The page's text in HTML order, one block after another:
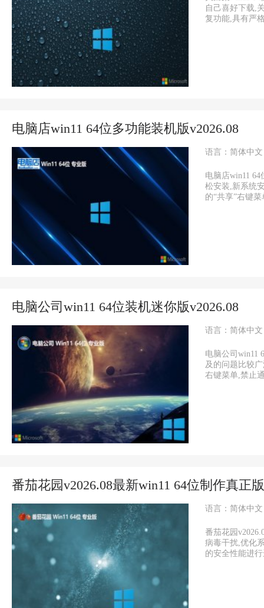
自己喜好下载,
复功能,具有严
电脑店win11 64位多功能装机版v2026.08
语言：简体中文
电脑店win11
松安装,新系统
的“共享”右键
电脑公司win11 64位装机迷你版v2026.08
语言：简体中文
电脑公司win11
及的问题比较
右键菜单,禁止
番茄花园v2026.08最新win11 64位制作真正版
语言：简体中文
番茄花园
病毒干扰,优化
的安全性能进